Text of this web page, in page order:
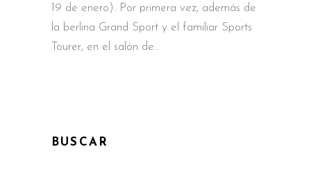
19 de enero). Por primera vez, además de
la berlina Grand Sport y el familiar Sports
Tourer, en el salón de
BUSCAR